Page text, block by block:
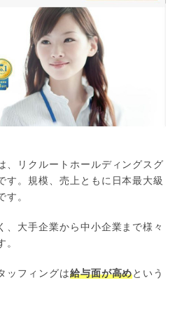
、リクルートホールディングスグ
す。規模、売上ともに日本最大級
す。
、大手企業から中小企業まで様々
。
ッフィングは給与面が高めという